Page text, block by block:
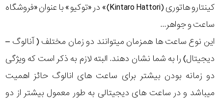
کینتارو هاتوری (Kintaro Hattori)» در «توکیو» با عنوان «فروشگاه
ساعت و جواهر...
این نوع ساعت ها همزمان میتوانند دو زمان مختلف ( آنالوگ –
دیجیتال) را به شما نشان دهند. البته لازم به ذکر است که ویژگی
دو زمانه بودن بیشتر برای ساعت های انالوگ حائز اهمیت
میباشد و در ساعت های دیجیتالی به طور معمول بیشتر از دو